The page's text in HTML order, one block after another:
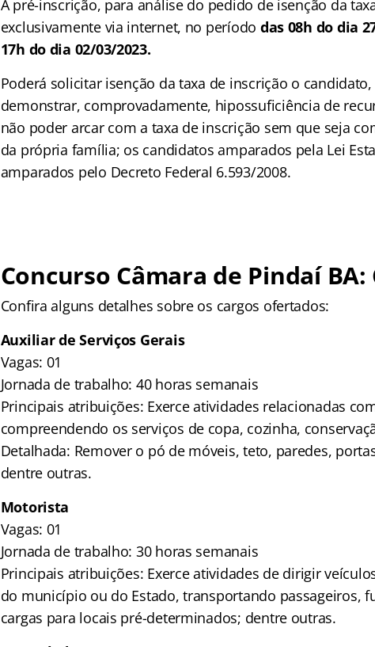
A pré-inscrição, para análise do pedido de isenção da
exclusivamente via internet, no período das 08h do dia
17h do dia 02/03/2023.
Poderá solicitar isenção da taxa de inscrição o
demonstrar, comprovadamente, hipossuficiência de
não poder arcar com a taxa de inscrição sem que seja
da própria família; os candidatos amparados pela Lei
amparados pelo Decreto Federal 6.593/2008.
Concurso Câmara de Pindaí BA:
Confira alguns detalhes sobre os cargos ofertados:
Auxiliar de Serviços Gerais
Vagas: 01
Jornada de trabalho: 40 horas semanais
Principais atribuições: Exerce atividades relacionadas
compreendendo os serviços de copa, cozinha,
Detalhada: Remover o pó de móveis, teto, paredes,
dentre outras.
Motorista
Vagas: 01
Jornada de trabalho: 30 horas semanais
Principais atribuições: Exerce atividades de dirigir
do município ou do Estado, transportando passageiros,
cargas para locais pré-determinados; dentre outras.